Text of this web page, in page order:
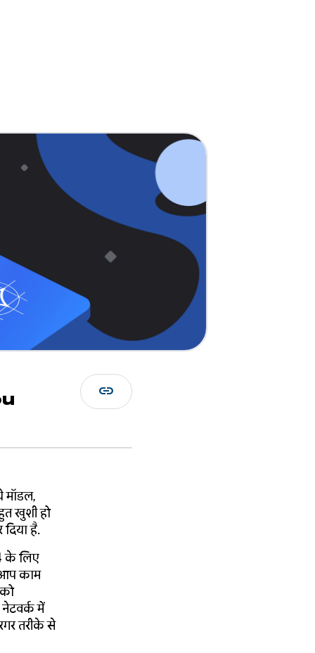
link
मॉडल,
खुशी हो
है.
के लिए
काम
में
तरीके से